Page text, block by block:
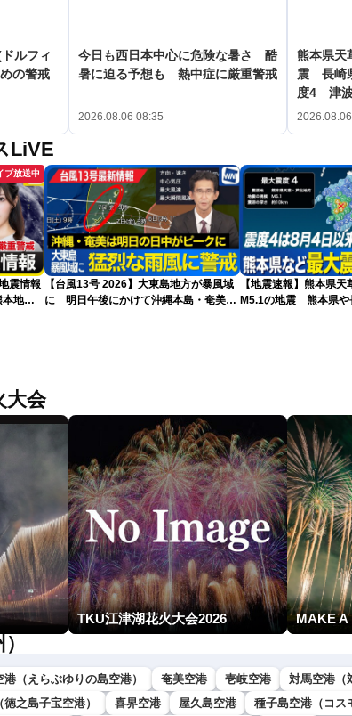
ルフィ
の警戒
今日も西日本中心に危険な暑さ 酷
暑に迫る予想も 熱中症に厳重警戒
2026.08.06 08:35
熊本県天
震 長崎
度4 津波
LiVE
ブ放送中
震情報
地震
【台風13号 2026】大東島地方が暴風域
に 明日午後にかけて沖縄本島・奄美通
【地震速報】熊本県
M5.1の地震 熊本県や
大会
TKU江津湖花火大会2026 MAKE A
（えらぶゆりの島空港） 奄美空港 壱岐空港
対馬空港（
之島子宝空港） 喜界空港 屋久島空港
種子島空港（コス